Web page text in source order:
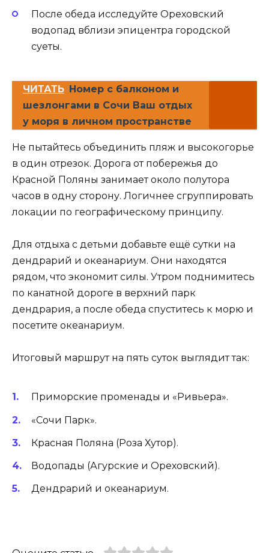
После обеда исследуйте Ореховский
водопад вблизи эпицентра городской
суеты.
ЧИТАТЬ Номер с балконом и
шезлонгами в Сочи Ваш отдых
у моря в личном пространстве
Не пытайтесь объединить пляж и высокогорье
в один отрезок. Дорога от побережья до
Красной Поляны занимает около полутора
часов в одну сторону. Логичнее сгруппировать
локации по географическому принципу.
Для отдыха с детьми добавьте ещё сутки на
дендрарий и океанариум. Они находятся
рядом, что экономит силы. Утром поднимитесь
по канатной дороге в верхний парк
дендрария, а после обеда спуститесь к морю и
посетите океанариум.
Итоговый маршрут на пять суток выглядит так:
Приморские променады и «Ривьера».
«Сочи Парк».
Красная Поляна (Роза Хутор).
Водопады (Агурские и Ореховский).
Дендрарий и океанариум.